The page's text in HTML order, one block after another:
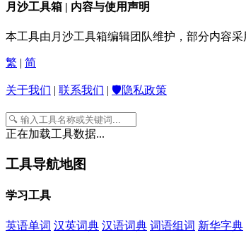
月沙工具箱 | 内容与使用声明
本工具由月沙工具箱编辑团队维护，部分内容
繁 | 简
关于我们 | 联系我们 | 🛡️隐私政策
正在加载工具数据...
工具导航地图
学习工具
英语单词 汉英词典 汉语词典 词语组词 新华字典